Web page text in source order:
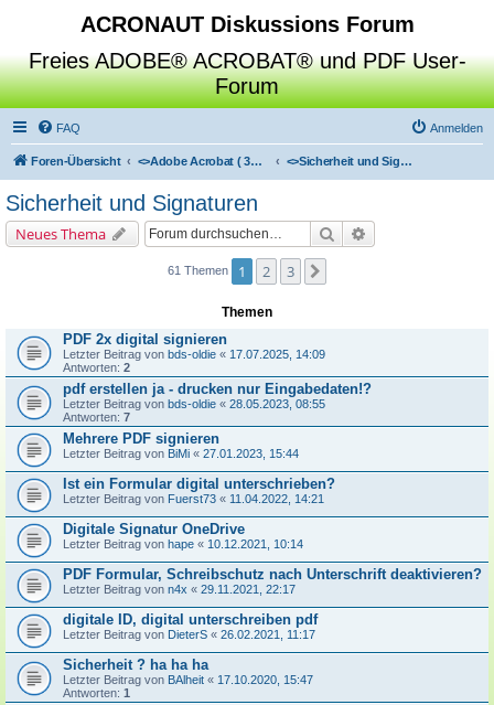
ACRONAUT Diskussions Forum
Freies ADOBE® ACROBAT® und PDF User-
Forum
FAQ Anmelden
Foren-Übersicht <>Adobe Acrobat ( 3D / Professional / Standard / Reader / Distiller ) <>Sicherheit und Signaturen
Sicherheit und Signaturen
Neues Thema Suche
61 Themen 1 2 3
Themen
PDF 2x digital signieren
Letzter Beitrag von bds-oldie « 17.07.2025, 14:09
Antworten: 2
pdf erstellen ja - drucken nur Eingabedaten!?
Letzter Beitrag von bds-oldie « 28.05.2023, 08:55
Antworten: 7
Mehrere PDF signieren
Letzter Beitrag von BiMi « 27.01.2023, 15:44
Ist ein Formular digital unterschrieben?
Letzter Beitrag von Fuerst73 « 11.04.2022, 14:21
Digitale Signatur OneDrive
Letzter Beitrag von hape « 10.12.2021, 10:14
PDF Formular, Schreibschutz nach Unterschrift deaktivieren?
Letzter Beitrag von n4x « 29.11.2021, 22:17
digitale ID, digital unterschreiben pdf
Letzter Beitrag von DieterS « 26.02.2021, 11:17
Sicherheit ? ha ha ha
Letzter Beitrag von BAlheit « 17.10.2020, 15:47
Antworten: 1